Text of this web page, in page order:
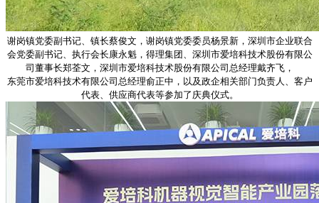
谢岗镇党委副书记、镇长蔡俊文，谢岗镇党委委员杨景新，深圳市企业联合
会党委副书记、执行会长康永魁，得理集团、深圳市爱培科技术股份有限公
司董事长郑荃文，深圳市爱培科技术股份有限公司总经理戴齐飞，
东莞市爱培科技术有限公司总经理俞正中，以及政企相关部门负责人、客户
代表、供应商代表等参加了庆典仪式。